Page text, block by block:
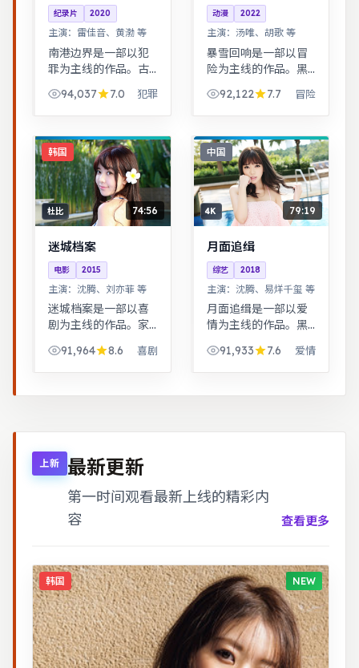
纪录片 2020
主演： 雷佳音、黄渤 等
南港边界是一部以犯
罪为主线的作品。古
弈，群像刻画细腻，
权谋与情感并重。跨
前后呼应，二刷可发
现更多细节。
94,037 7.0 犯罪
动漫 2022
主演： 汤唯、胡歌 等
暴雪回响是一部以冒
险为主线的作品。黑
言，荒诞中见真实。
治愈系日常流，节奏
观看。
92,122 7.7 冒险
韩国
杜比 74:56
迷城档案
电影 2015
主演： 沈腾、刘亦菲 等
迷城档案是一部以喜
剧为主线的作品。家
外后集中爆发，情感
冲击力足。奇幻世界
91,964 8.6 喜剧
中国
4K 79:19
月面追缉
综艺 2018
主演： 沈腾、易烊千玺 等
月面追缉是一部以爱
情为主线的作品。黑
言，荒诞中见真实。
都市男女在误会与试
91,933 7.6 爱情
上新 最新更新
第一时间观看最新上线的精彩内
容
查看更多
韩国 NEW